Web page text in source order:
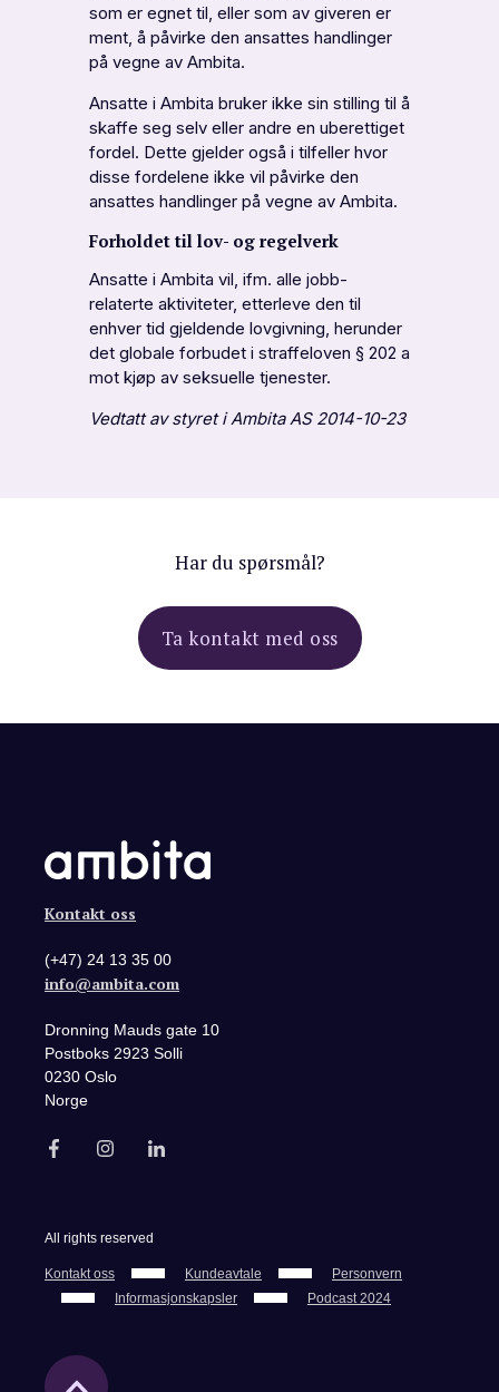
som er egnet til, eller som av giveren er
ment, å påvirke den ansattes handlinger
på vegne av Ambita.
Ansatte i Ambita bruker ikke sin stilling til å
skaffe seg selv eller andre en uberettiget
fordel. Dette gjelder også i tilfeller hvor
disse fordelene ikke vil påvirke den
ansattes handlinger på vegne av Ambita.
Forholdet til lov- og regelverk
Ansatte i Ambita vil, ifm. alle jobb-
relaterte aktiviteter, etterleve den til
enhver tid gjeldende lovgivning, herunder
det globale forbudet i straffeloven § 202 a
mot kjøp av seksuelle tjenester.
Vedtatt av styret i Ambita AS 2014-10-23
Har du spørsmål?
Ta kontakt med oss
Kontakt oss
(+47) 24 13 35 00
info@ambita.com
Dronning Mauds gate 10
Postboks 2923 Solli
0230 Oslo
Norge
All rights reserved
Kontakt oss Kundeavtale
Personvern
Informasjonskapsler
Podcast 2024